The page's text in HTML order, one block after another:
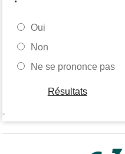
Oui
Non
Ne se prononce pas
Résultats
-